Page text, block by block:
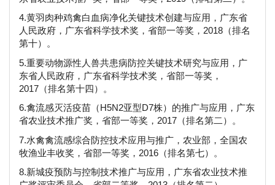
4.黄羽肉种鸡禽白血病净化关键技术创建与应用，广东省
人民政府，广东省科学技术奖，省部一等奖，2018（排名
第十）。
5.重要动物源性人兽共患病防控关键技术研究与应用，广
东省人民政府，广东省科学技术奖，省部一等奖，
2017（排名第十四）。
6.禽流感灭活疫苗（H5N2亚型D7株）的推广与应用，广东
省农业技术推广奖，省部一等奖，2017（排名第二）。
7.水禽禽流感综合防控技术应用与推广，农业部，全国农
牧渔业丰收奖，省部一等奖，2016（排名第七）。
8.新城疫预防与控制技术推广与应用，广东省农业技术推